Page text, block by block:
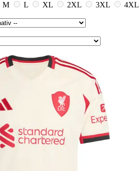
M L XL 2XL 3XL
4XL